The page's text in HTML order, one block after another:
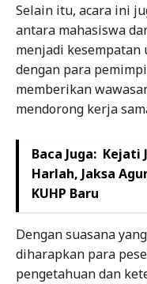
Selain itu, acara ini
antara mahasiswa
menjadi
dengan para
memberikan
mendorong kerja
Baca Juga: Kejati
Harlah, Jaksa
KUHP Baru
Dengan suasana
diharapkan para
pengetahuan dan